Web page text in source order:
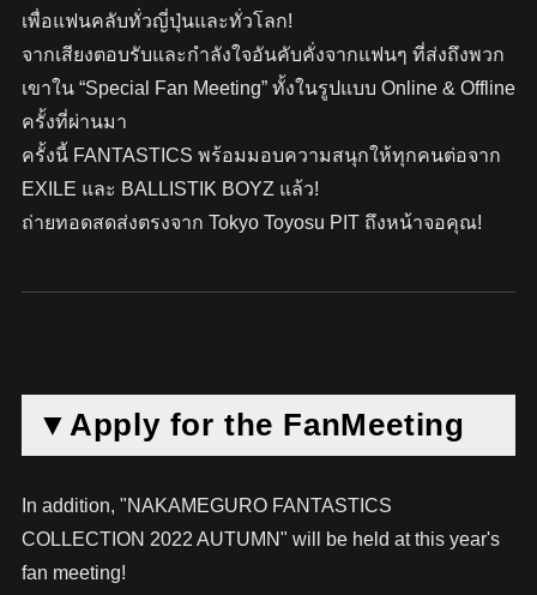
เพื่อแฟนคลับทั่วญี่ปุ่นและทั่วโลก!
จากเสียงตอบรับและกำลังใจอันคับคั่งจากแฟนๆ ที่ส่งถึงพวก
เขาใน “Special Fan Meeting” ทั้งในรูปแบบ Online & Offline
ครั้งที่ผ่านมา
ครั้งนี้ FANTASTICS พร้อมมอบความสนุกให้ทุกคนต่อจาก
EXILE และ BALLISTIK BOYZ แล้ว!
ถ่ายทอดสดส่งตรงจาก Tokyo Toyosu PIT ถึงหน้าจอคุณ!
▼Apply for the FanMeeting
In addition, "NAKAMEGURO FANTASTICS
COLLECTION 2022 AUTUMN" will be held at this year's
fan meeting!